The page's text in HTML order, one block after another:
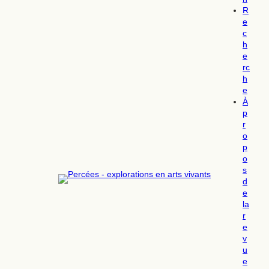
R
e
c
h
e
rc
h
e
À
p
r
o
p
o
s
d
e
la
r
e
v
u
e